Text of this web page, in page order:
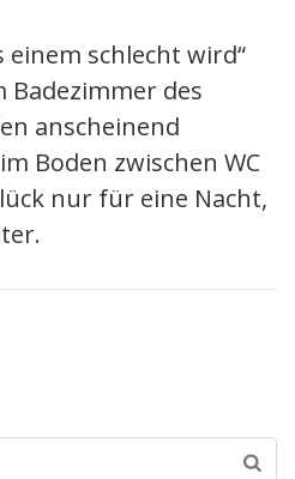
einem schlecht wird“
des
anscheinend
Boden zwischen WC
nur für eine Nacht,